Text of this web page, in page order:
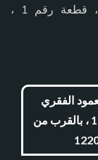
مستشفى ماكس سوبر التخصصي دواركا ، قطعة رقم 1 ،
الفقري
وجراحة الأعصاب B بلوك ، سوشانت لوك 1 ، بالقرب من